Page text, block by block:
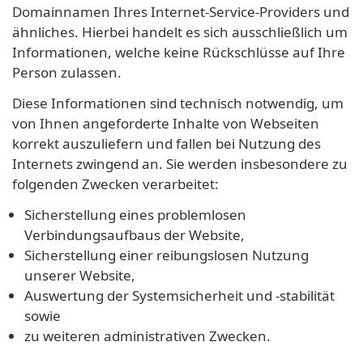
Domainnamen Ihres Internet-Service-Providers und
ähnliches. Hierbei handelt es sich ausschließlich um
Informationen, welche keine Rückschlüsse auf Ihre
Person zulassen.
Diese Informationen sind technisch notwendig, um
von Ihnen angeforderte Inhalte von Webseiten
korrekt auszuliefern und fallen bei Nutzung des
Internets zwingend an. Sie werden insbesondere zu
folgenden Zwecken verarbeitet:
Sicherstellung eines problemlosen
Verbindungsaufbaus der Website,
Sicherstellung einer reibungslosen Nutzung
unserer Website,
Auswertung der Systemsicherheit und -stabilität
sowie
zu weiteren administrativen Zwecken.